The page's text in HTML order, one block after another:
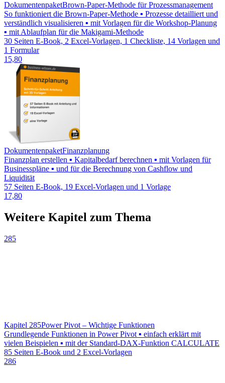
DokumentenpaketBrown-Paper-Methode für Prozessmanagement
So funktioniert die Brown-Paper-Methode ▪ Prozesse detailliert und
verständlich visualisieren ▪ mit Vorlagen für die Workshop-Planung
▪ mit Ablaufplan für die Makigami-Methode
30 Seiten E-Book, 2 Excel-Vorlagen, 1 Checkliste, 14 Vorlagen und
1 Formular
15,80
DokumentenpaketFinanzplanung
Finanzplan erstellen ▪ Kapitalbedarf berechnen ▪ mit Vorlagen für
Businesspläne ▪ und für die Berechnung von Cashflow und
Liquidität
57 Seiten E-Book, 19 Excel-Vorlagen und 1 Vorlage
17,80
Weitere Kapitel zum Thema
285
Kapitel 285Power Pivot – Wichtige Funktionen
Grundlegende Funktionen in Power Pivot ▪ einfach erklärt mit
vielen Beispielen ▪ mit der Standard-DAX-Funktion CALCULATE
85 Seiten E-Book und 2 Excel-Vorlagen
286